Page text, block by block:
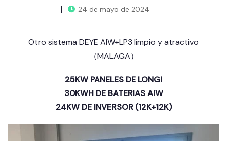
24 de mayo de 2024
Otro sistema DEYE AIW+LP3 limpio y atractivo
（MALAGA）
25KW PANELES DE LONGI
30KWH DE BATERIAS AIW
24KW DE INVERSOR (12K+12K)